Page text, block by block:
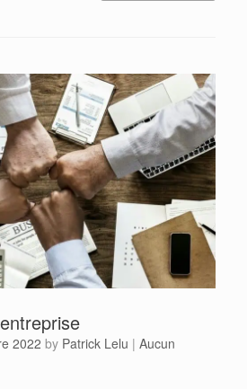
2022 by Patrick Lelu | Aucun